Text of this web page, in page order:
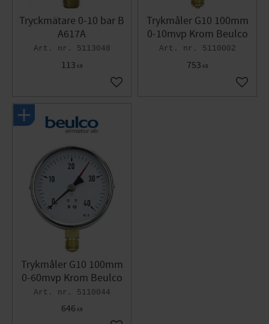
Tryckmätare 0-10 bar B
A617A
5113048
113 KR
Gem som favorit
Trykmåler G10 100mm
0-10mvp Krom Beulco
5110002
753 KR
Gem
Trykmåler G10 100mm
0-60mvp Krom Beulco
5110044
646 KR